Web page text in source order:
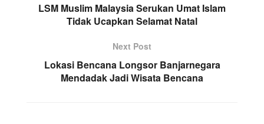
LSM Muslim Malaysia Serukan Umat Islam
Tidak Ucapkan Selamat Natal
Next Post
Lokasi Bencana Longsor Banjarnegara
Mendadak Jadi Wisata Bencana